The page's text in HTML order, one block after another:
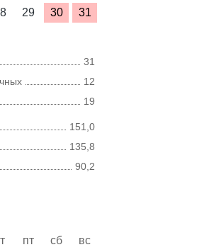
29 30 31
31
12
19
151,0
135,8
90,2
пт сб
вс